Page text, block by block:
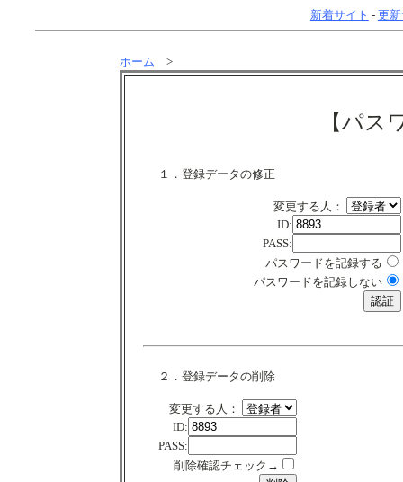
新着サイト - 更
ホーム >
【パス
１．登録データの修正
変更する人：
ID:
PASS:
パスワードを記録する
パスワードを記録しない
２．登録データの削除
変更する人：
ID:
PASS:
削除確認チェック→